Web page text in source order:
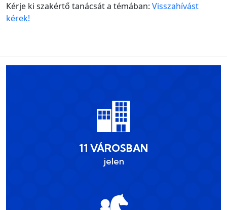
Kérje ki szakértő tanácsát a témában: Visszahívást
kérek!
11 VÁROSBAN
jelen